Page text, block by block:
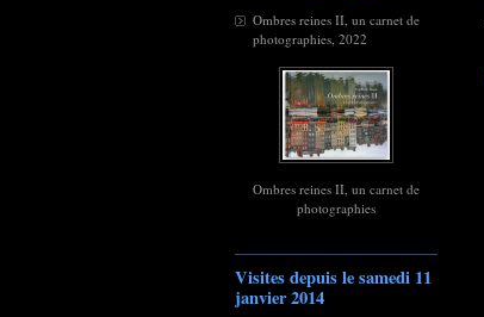
Ombres reines II, un carnet de
photographies, 2022
Ombres reines II, un carnet de
photographies
Visites depuis le samedi 11
janvier 2014